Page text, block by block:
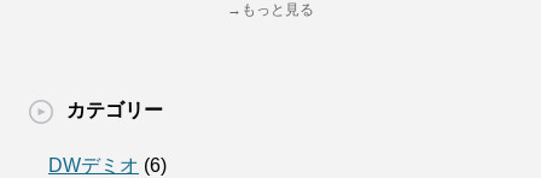
→もっと見る
カテゴリー
DWデミオ (6)